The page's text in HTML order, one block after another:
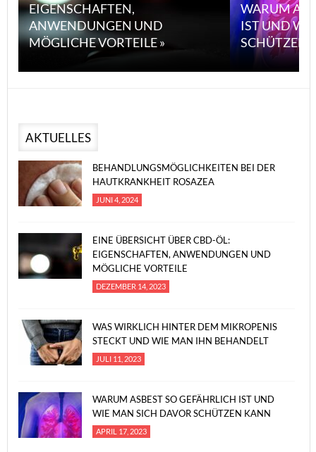
EIGENSCHAFTEN,
ANWENDUNGEN UND
MÖGLICHE VORTEILE »
WARUM
IST UND
SCHÜTZEN
AKTUELLES
BEHANDLUNGSMÖGLICHKEITEN BEI DER
HAUTKRANKHEIT ROSAZEA
JUNI 4, 2024
EINE ÜBERSICHT ÜBER CBD-ÖL:
EIGENSCHAFTEN, ANWENDUNGEN UND
MÖGLICHE VORTEILE
DEZEMBER 14, 2023
WAS WIRKLICH HINTER DEM MIKROPENIS
STECKT UND WIE MAN IHN BEHANDELT
JULI 11, 2023
WARUM ASBEST SO GEFÄHRLICH IST UND
WIE MAN SICH DAVOR SCHÜTZEN KANN
APRIL 17, 2023